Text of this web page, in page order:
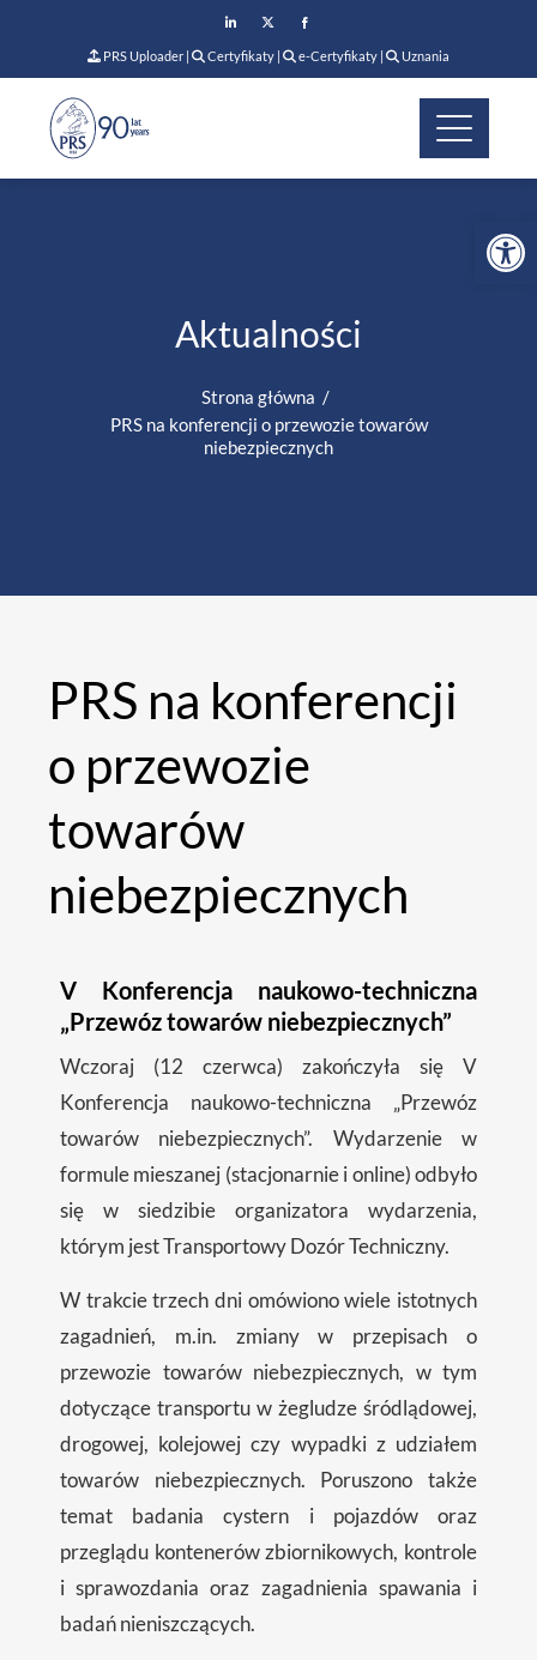
PRS Uploader | Certyfikaty | e-Certyfikaty | Uznania
Aktualności
Strona główna
PRS na konferencji o przewozie towarów
niebezpiecznych
PRS na konferencji
o przewozie
towarów
niebezpiecznych
V Konferencja naukowo-techniczna
„Przewóz towarów niebezpiecznych”
Wczoraj (12 czerwca) zakończyła się V
Konferencja naukowo-techniczna „Przewóz
towarów niebezpiecznych”. Wydarzenie w
formule mieszanej (stacjonarnie i online) odbyło
się w siedzibie organizatora wydarzenia,
którym jest Transportowy Dozór Techniczny.
W trakcie trzech dni omówiono wiele istotnych
zagadnień, m.in. zmiany w przepisach o
przewozie towarów niebezpiecznych, w tym
dotyczące transportu w żegludze śródlądowej,
drogowej, kolejowej czy wypadki z udziałem
towarów niebezpiecznych. Poruszono także
temat badania cystern i pojazdów oraz
przeglądu kontenerów zbiornikowych, kontrole
i sprawozdania oraz zagadnienia spawania i
badań nieniszczących.